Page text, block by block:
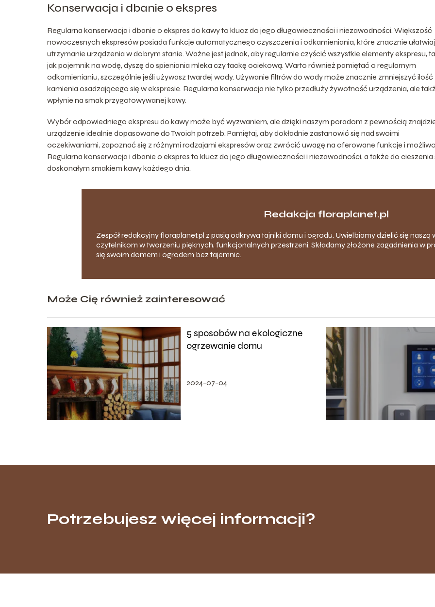
Konserwacja i dbanie o ekspres
Regularna konserwacja i dbanie o ekspres do kawy to klucz do jego długowieczności i niezawodności. Większość
nowoczesnych ekspresów posiada funkcje automatycznego czyszczenia i odkamieniania, które znacznie
utrzymanie urządzenia w dobrym stanie. Ważne jest jednak, aby regularnie czyścić wszystkie elementy ekspresu,
jak pojemnik na wodę, dyszę do spieniania mleka czy tackę ociekową. Warto również pamiętać o regularnym
odkamienianiu, szczególnie jeśli używasz twardej wody. Używanie filtrów do wody może znacznie zmniejszyć ilość
kamienia osadzającego się w ekspresie. Regularna konserwacja nie tylko przedłuży żywotność urządzenia, ale
wpłynie na smak przygotowywanej kawy.
Wybór odpowiedniego ekspresu do kawy może być wyzwaniem, ale dzięki naszym poradom z pewnością
urządzenie idealnie dopasowane do Twoich potrzeb. Pamiętaj, aby dokładnie zastanowić się nad swoimi
oczekiwaniami, zapoznać się z różnymi rodzajami ekspresów oraz zwrócić uwagę na oferowane funkcje i
Regularna konserwacja i dbanie o ekspres to klucz do jego długowieczności i niezawodności, a także do cieszenia
doskonałym smakiem kawy każdego dnia.
Redakcja floraplanet.pl
Zespół redakcyjny floraplanet.pl z pasją odkrywa tajniki domu i ogrodu. Uwielbiamy dzielić się
czytelnikom w tworzeniu pięknych, funkcjonalnych przestrzeni. Składamy złożone zagadnienia w
się swoim domem i ogrodem bez tajemnic.
Może Cię również zainteresować
5 sposobów na ekologiczne
ogrzewanie domu
2024-07-04
Potrzebujesz więcej informacji?